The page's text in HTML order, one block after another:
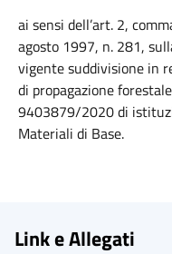
ai sensi dell’art. 2,
agosto 1997, n. 281,
vigente suddivisione in
di propagazione
9403879/2020 di
Materiali di Base.
Link e Allegati